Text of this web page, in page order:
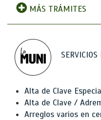
MÁS TRÁMITES
Alta de Clave
Alta de Clave /
Arreglos varios en